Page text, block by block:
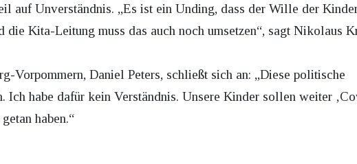
auf Unverständnis. „Es ist ein Unding, dass der Wille der
Kita-Leitung muss das auch noch umsetzen“, sagt Nikolaus
Vorpommern, Daniel Peters, schließt sich an: „Diese politische
Ich habe dafür kein Verständnis. Unsere Kinder sollen weiter
haben.“